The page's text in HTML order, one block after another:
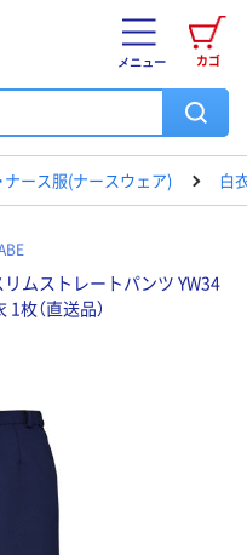
カゴ
メニュー
ナース服(ナースウェア) 白
ムストレートパンツ YW34
枚（直送品）